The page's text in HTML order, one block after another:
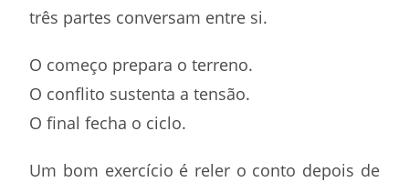
três partes conversam entre si.
O começo prepara o terreno.
O conflito sustenta a tensão.
O final fecha o ciclo.
Um bom exercício é reler o conto depois de